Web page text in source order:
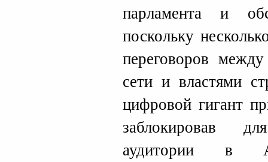
парламента и
поскольку
переговоров
сети и властями
цифровой гигант
заблокировав
аудитории в